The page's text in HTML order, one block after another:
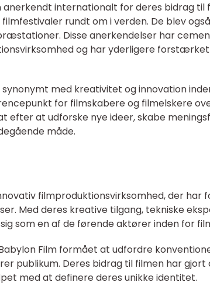
anerkendt internationalt for deres bidrag til
rundt om i verden. De blev
Disse anerkendelser har
og har yderligere
med kreativitet og innovation
for filmskabere og filmelskere
efter at udforske nye ideer, skabe
måde.
filmproduktionsvirksomhed, der har
Med deres kreative tilgang, tekniske
som en af de førende aktører inden for
Film formået at udfordre
publikum. Deres bidrag til filmen har
med at definere deres unikke identitet.